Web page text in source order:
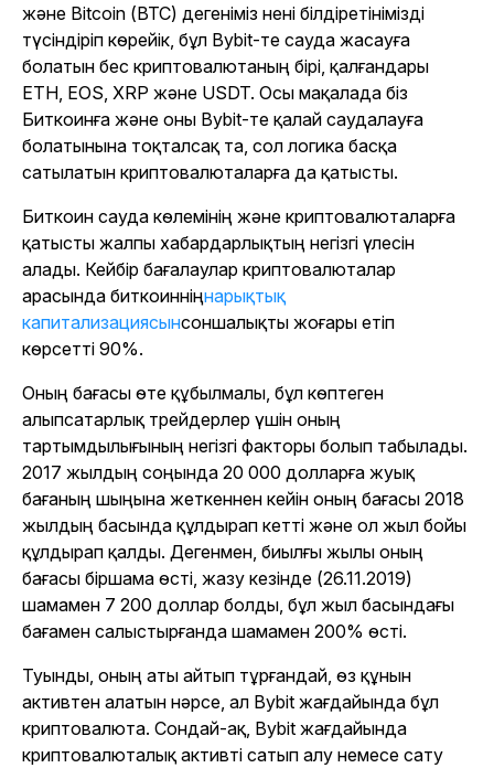
және Bitcoin (BTC) дегеніміз нені білдіретінімізді
түсіндіріп көрейік, бұл Bybit-те сауда жасауға
болатын бес криптовалютаның бірі, қалғандары
ETH, EOS, XRP және USDT. Осы мақалада біз
Биткоинға және оны Bybit-те қалай саудалауға
болатынына тоқталсақ та, сол логика басқа
сатылатын криптовалюталарға да қатысты.
Биткоин сауда көлемінің және криптовалюталарға
қатысты жалпы хабардарлықтың негізгі үлесін
алады. Кейбір бағалаулар криптовалюталар
арасында биткоинніңнарықтық
капитализациясынсоншалықты жоғары етіп
көрсетті 90%.
Оның бағасы өте құбылмалы, бұл көптеген
алыпсатарлық трейдерлер үшін оның
тартымдылығының негізгі факторы болып табылады.
2017 жылдың соңында 20 000 долларға жуық
бағаның шыңына жеткеннен кейін оның бағасы 2018
жылдың басында құлдырап кетті және ол жыл бойы
құлдырап қалды. Дегенмен, биылғы жылы оның
бағасы біршама өсті, жазу кезінде (26.11.2019)
шамамен 7 200 доллар болды, бұл жыл басындағы
бағамен салыстырғанда шамамен 200% өсті.
Туынды, оның аты айтып тұрғандай, өз құнын
активтен алатын нәрсе, ал Bybit жағдайында бұл
криптовалюта. Сондай-ақ, Bybit жағдайында
криптовалюталық активті сатып алу немесе сату